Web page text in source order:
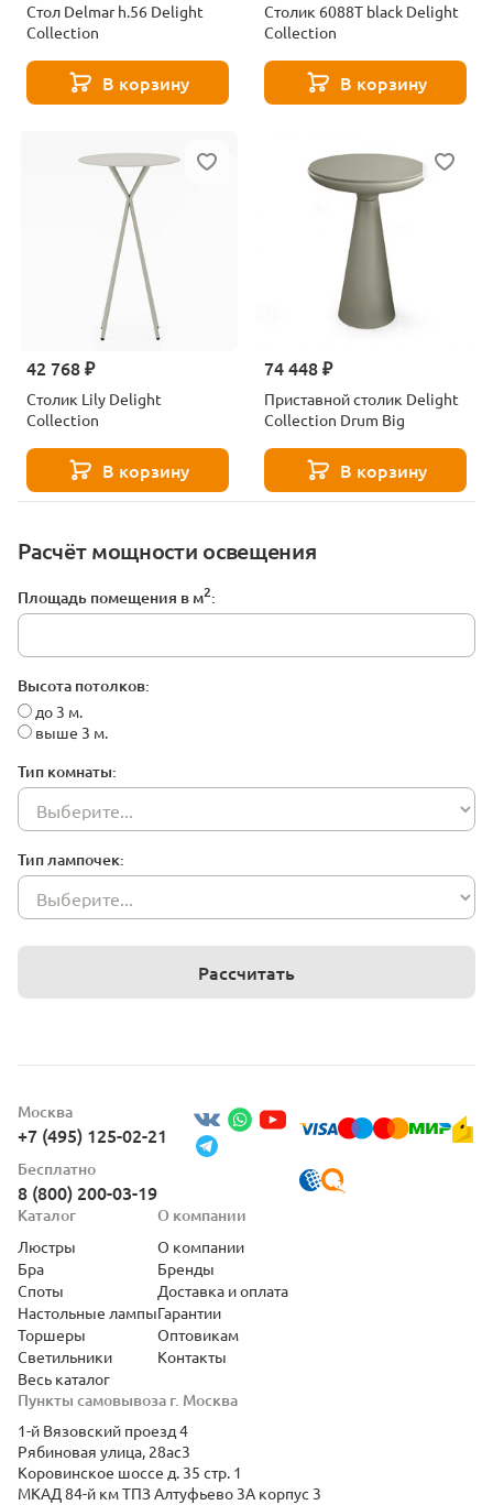
Расчёт мощности освещения
Площадь помещения в м2:
Высота потолков:
до 3 м.
выше 3 м.
Тип комнаты:
Тип лампочек:
Рассчитать
Стол Delmar h.56 Delight
Collection
В корзину
Столик 6088T black Delight
Collection
В корзину
42 768 ₽
Столик Lily Delight
Collection
В корзину
74 448 ₽
Приставной столик Delight
Collection Drum Big
В корзину
Москва
+7 (495) 125-02-21
Бесплатно
8 (800) 200-03-19
Пункты самовывоза г. Москва
1-й Вязовский проезд 4
Рябиновая улица, 28ас3
Коровинское шоссе д. 35 стр. 1
МКАД 84-й км ТПЗ Алтуфьево 3А корпус 3
Каталог
Люстры
Бра
Споты
Настольные лампы
Торшеры
Светильники
Весь каталог
О компании
О компании
Бренды
Доставка и оплата
Гарантии
Оптовикам
Контакты